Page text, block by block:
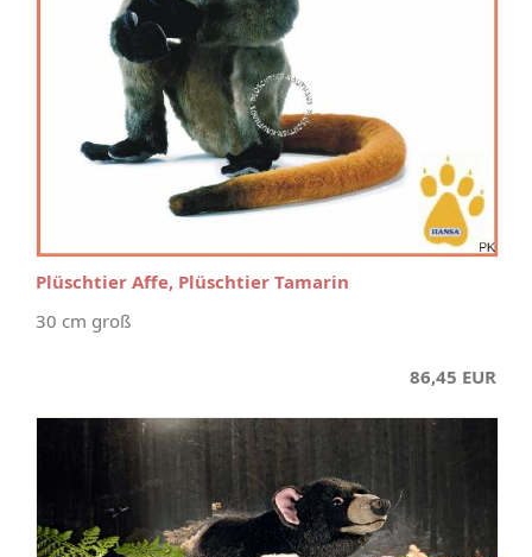
Plüschtier Affe, Plüschtier Tamarin
30 cm groß
86,45 EUR